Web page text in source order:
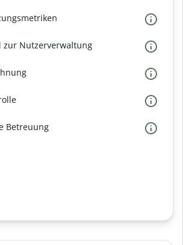
zur Nutzerverwaltung
Betreuung